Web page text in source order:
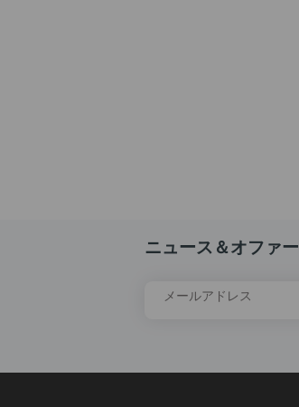
ニュース＆オファー
メールアドレス